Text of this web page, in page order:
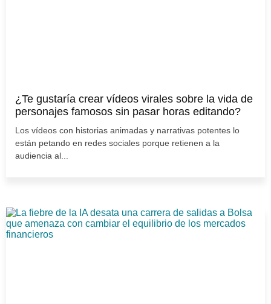
¿Te gustaría crear vídeos virales sobre la vida de
personajes famosos sin pasar horas editando?
Los vídeos con historias animadas y narrativas potentes lo
están petando en redes sociales porque retienen a la
audiencia al...